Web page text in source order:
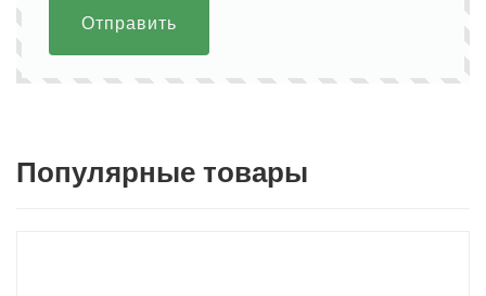
Отправить
Популярные товары